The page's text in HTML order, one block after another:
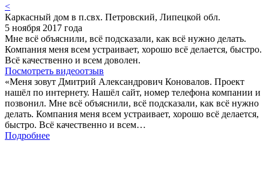
<
Каркасный дом в п.свх. Петровский, Липецкой обл.
5 ноября 2017 года
Мне всё объяснили, всё подсказали, как всё нужно делать.
Компания меня всем устраивает, хорошо всё делается, быстро.
Всё качественно и всем доволен.
Посмотреть видеоотзыв
«Меня зовут Дмитрий Александрович Коновалов. Проект
нашёл по интернету. Нашёл сайт, номер телефона компании и
позвонил. Мне всё объяснили, всё подсказали, как всё нужно
делать. Компания меня всем устраивает, хорошо всё делается,
быстро. Всё качественно и всем…
Подробнее